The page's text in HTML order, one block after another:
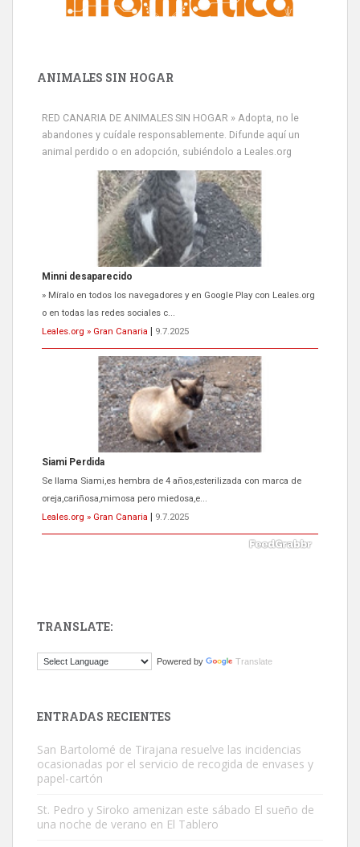
ANIMALES SIN HOGAR
RED CANARIA DE ANIMALES SIN HOGAR » Adopta, no le
abandones y cuídale responsablemente. Difunde aquí un
animal perdido o en adopción, subiéndolo a Leales.org
Minni desaparecido
» Míralo en todos los navegadores y en Google Play con Leales.org
o en todas las redes sociales c...
Leales.org » Gran Canaria
9.7.2025
Siami Perdida
Se llama Siami,es hembra de 4 años,esterilizada con marca de
oreja,cariñosa,mimosa pero miedosa,e...
Leales.org » Gran Canaria
9.7.2025
El ayuntamiento se va a llevar a Los Gatos callejeros de la zona los
TRANSLATE:
Powered by Translate
ENTRADAS RECIENTES
San Bartolomé de Tirajana resuelve las incidencias
ocasionadas por el servicio de recogida de envases y
papel-cartón
St. Pedro y Siroko amenizan este sábado El sueño de
una noche de verano en El Tablero